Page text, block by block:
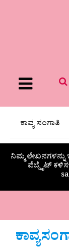
Menu
ಕಾವ್ಯ ಸಂಗಾತಿ
ನಿಮ್ಮ
ವೆಬ್ಸೈಟ್